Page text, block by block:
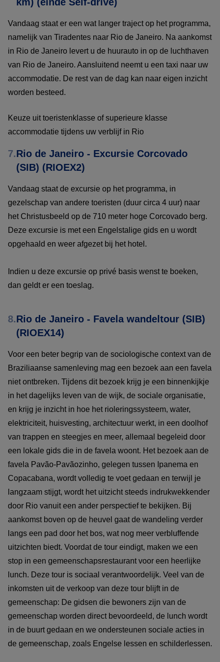
Vandaag staat er een wat langer traject op het programma,
namelijk van Tiradentes naar Rio de Janeiro. Na aankomst
in Rio de Janeiro levert u de huurauto in op de luchthaven
van Rio de Janeiro. Aansluitend neemt u een taxi naar uw
accommodatie. De rest van de dag kan naar eigen inzicht
worden besteed.
Keuze uit toeristenklasse of superieure klasse
accommodatie tijdens uw verblijf in Rio
7.Rio de Janeiro - Excursie Corcovado
(SIB) (RIOEX2)
Vandaag staat de excursie op het programma, in
gezelschap van andere toeristen (duur circa 4 uur) naar
het Christusbeeld op de 710 meter hoge Corcovado berg.
Deze excursie is met een Engelstalige gids en u wordt
opgehaald en weer afgezet bij het hotel.
Indien u deze excursie op privé basis wenst te boeken,
dan geldt er een toeslag.
8.Rio de Janeiro - Favela wandeltour (SIB)
(RIOEX14)
Voor een beter begrip van de sociologische context van de
Braziliaanse samenleving mag een bezoek aan een favela
niet ontbreken. Tijdens dit bezoek krijg je een binnenkijkje
in het dagelijks leven van de wijk, de sociale organisatie,
en krijg je inzicht in hoe het rioleringssysteem, water,
elektriciteit, huisvesting, architectuur werkt, in een doolhof
van trappen en steegjes en meer, allemaal begeleid door
een lokale gids die in de favela woont. Het bezoek aan de
favela Pavão-Pavãozinho, gelegen tussen Ipanema en
Copacabana, wordt volledig te voet gedaan en terwijl je
langzaam stijgt, wordt het uitzicht steeds indrukwekkender
door Rio vanuit een ander perspectief te bekijken. Bij
aankomst boven op de heuvel gaat de wandeling verder
langs een pad door het bos, wat nog meer verbluffende
uitzichten biedt. Voordat de tour eindigt, maken we een
stop in een gemeenschapsrestaurant voor een heerlijke
lunch. Deze tour is sociaal verantwoordelijk. Veel van de
inkomsten uit de verkoop van deze tour blijft in de
gemeenschap: De gidsen die bewoners zijn van de
gemeenschap worden direct bevoordeeld, de lunch wordt
in de buurt gedaan en we ondersteunen sociale acties in
de gemeenschap, zoals Engelse lessen en schilderlessen.